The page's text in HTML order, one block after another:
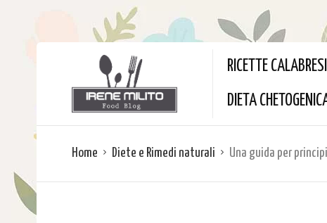
RICETTE CALABRESI
DIETA
Home Diete e Rimedi naturali Una guida per